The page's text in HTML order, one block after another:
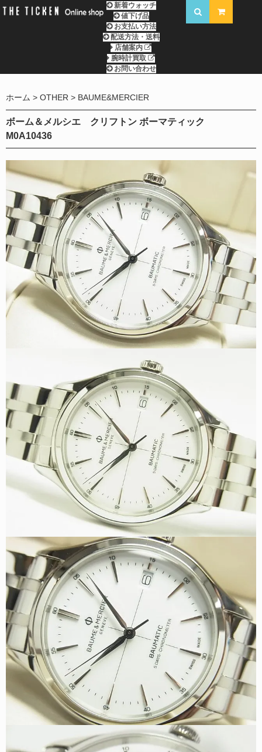
新着ウォッチ
値下げ品
お支払い方法
配送方法・送料
店舗案内
腕時計買取
お問い合わせ
ホーム OTHER BAUME&MERCIER
ボーム＆メルシエ クリフトン ボーマティック
M0A10436